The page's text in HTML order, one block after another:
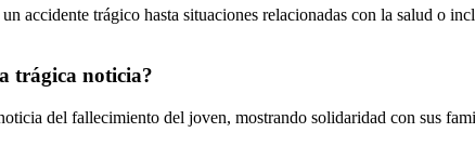
accidente trágico hasta situaciones relacionadas con la salud o
trágica noticia?
del fallecimiento del joven, mostrando solidaridad con sus